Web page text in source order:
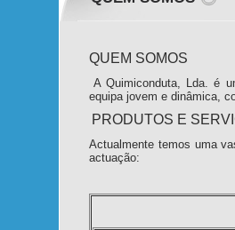
QUEM SOMOS
A Quimiconduta, Lda. é
equipa jovem e dinâmica,
PRODUTOS E
Actualmente temos uma
actuação: